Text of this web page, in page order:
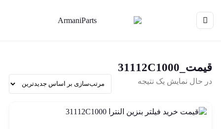
قیمت_31112C1000
در حال نمایش یک نتیجه